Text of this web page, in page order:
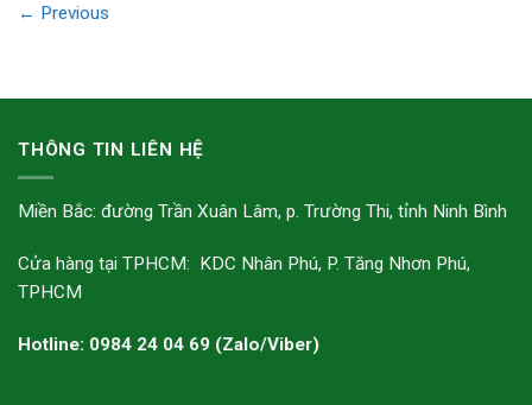
← Previous
THÔNG TIN LIÊN HỆ
Miền Bắc: đường Trần Xuân Lâm, p. Trường Thi, tỉnh Ninh Bình
Cửa hàng tại TPHCM: KDC Nhân Phú, P. Tăng Nhơn Phú,
TPHCM
Hotline: 0984 24 04 69 (Zalo/Viber)